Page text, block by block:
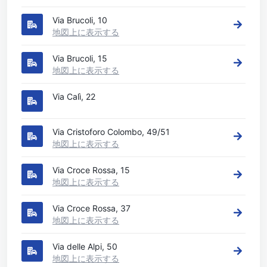
Via Brucoli, 10
地図上に表示する
Via Brucoli, 15
地図上に表示する
Via Calì, 22
Via Cristoforo Colombo, 49/51
地図上に表示する
Via Croce Rossa, 15
地図上に表示する
Via Croce Rossa, 37
地図上に表示する
Via delle Alpi, 50
地図上に表示する